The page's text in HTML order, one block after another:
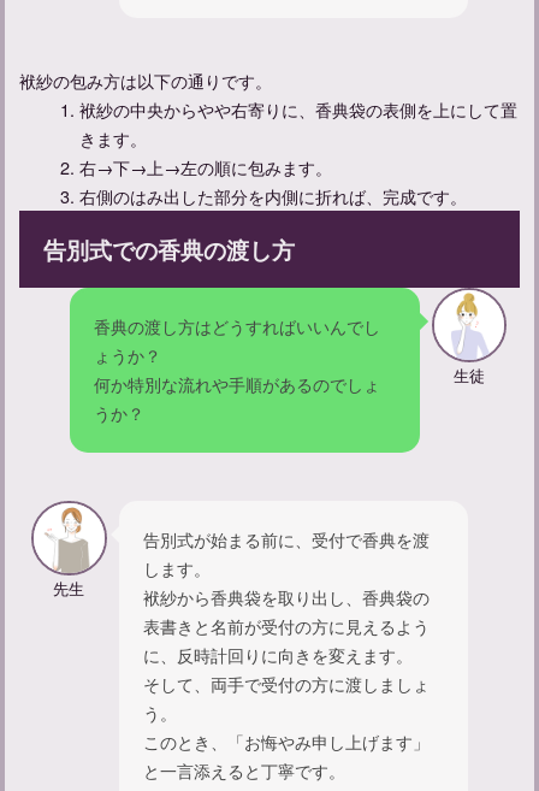
一周忌法要、身内だけの場合は何を着るの？服装マナーを解説
【一周忌】服装の選び方ガイド：ふさわしい服装で参列しよう
初めての葬儀でも安心！メンズ礼服レンタルの選び方と注意点
袱紗の包み方は以下の通りです。
袱紗の中央からやや右寄りに、香典袋の表側を上にして置
きます。
右→下→上→左の順に包みます。
右側のはみ出した部分を内側に折れば、完成です。
告別式での香典の渡し方
香典の渡し方はどうすればいいんでし
ょうか？
何か特別な流れや手順があるのでしょ
うか？
生徒
先生
告別式が始まる前に、受付で香典を渡
します。
袱紗から香典袋を取り出し、香典袋の
表書きと名前が受付の方に見えるよう
に、反時計回りに向きを変えます。
そして、両手で受付の方に渡しましょ
う。
このとき、「お悔やみ申し上げます」
と一言添えると丁寧です。